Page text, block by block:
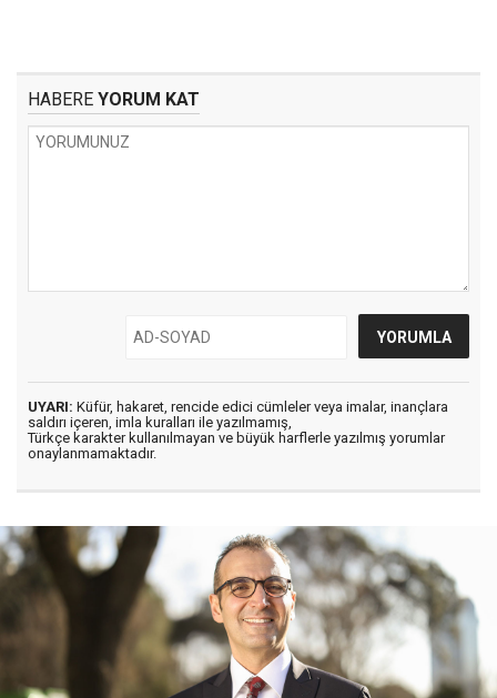
HABERE YORUM KAT
UYARI: Küfür, hakaret, rencide edici cümleler veya imalar, inançlara
saldırı içeren, imla kuralları ile yazılmamış,
Türkçe karakter kullanılmayan ve büyük harflerle yazılmış yorumlar
onaylanmamaktadır.